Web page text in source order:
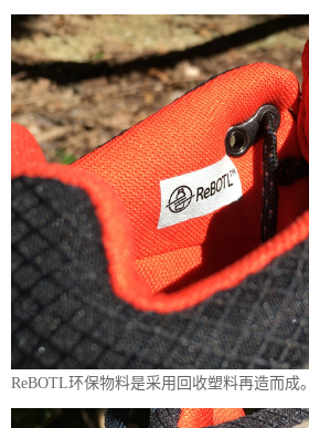
ReBOTL环保物料是采用回收塑料再造而成。